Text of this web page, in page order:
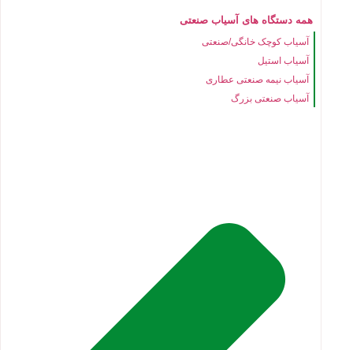
همه دستگاه های آسیاب صنعتی
آسیاب کوچک خانگی/صنعتی
آسیاب استیل
آسیاب نیمه صنعتی عطاری
آسیاب صنعتی بزرگ